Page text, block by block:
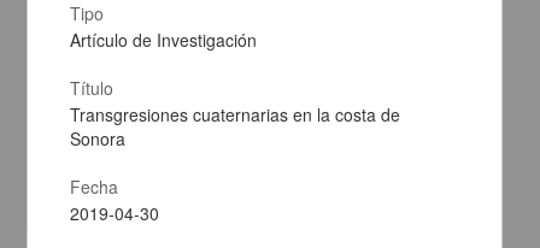
informa se irá a la costa por prescripción médica
Maytorena, José María
[sin fecha]
Multidisciplina
Tipo
Artículo de Investigación
Título
Transgresiones cuaternarias en la costa de
Sonora
Fecha
2019-04-30